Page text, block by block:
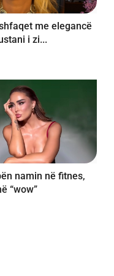
me elegancë
i zi...
namin në fitnes,
“wow”